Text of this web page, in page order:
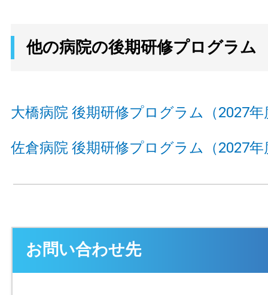
他の病院の後期研修プログラム
大橋病院 後期研修プログラム（2027年
佐倉病院 後期研修プログラム（2027年
お問い合わせ先